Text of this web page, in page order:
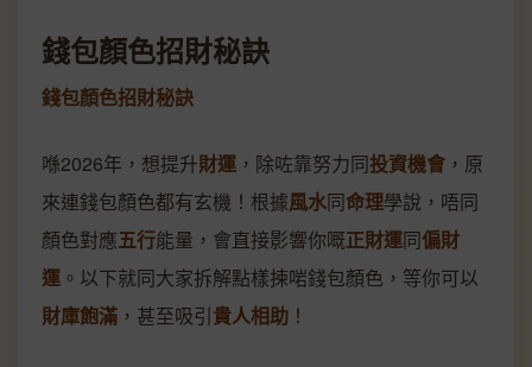
錢包顏色招財秘訣
錢包顏色招財秘訣
喺2026年，想提升財運 ，除咗靠努力同投資機會 ，原
來連錢包顏色都有玄機！根據風水同命理學說，唔同
顏色對應五行能量，會直接影響你嘅正財運同偏財
運 。以下就同大家拆解點樣揀啱錢包顏色，等你可以
財庫飽滿 ，甚至吸引貴人相助 ！